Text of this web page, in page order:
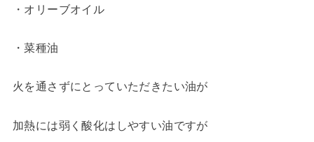
・オリーブオイル
・菜種油
火を通さずにとっていただきたい油が
加熱には弱く酸化はしやすい油ですが